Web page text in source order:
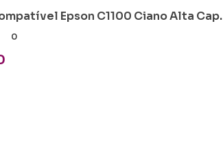
Epson C1100 Ciano Alta Cap.
0